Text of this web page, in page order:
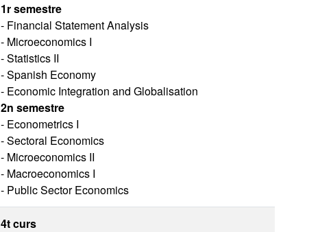
1r semestre
- Financial Statement Analysis
- Microeconomics I
- Statistics II
- Spanish Economy
- Economic Integration and Globalisation
2n semestre
- Econometrics I
- Sectoral Economics
- Microeconomics II
- Macroeconomics I
- Public Sector Economics
4t curs